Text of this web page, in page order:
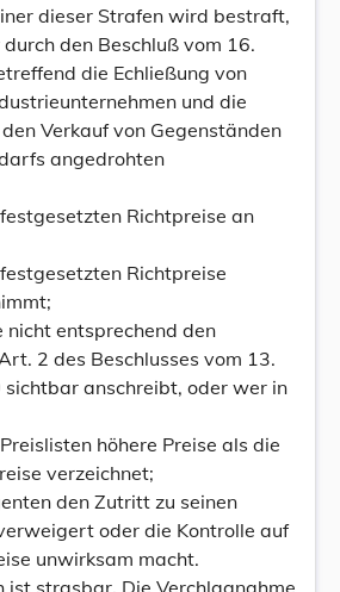
dieser Strafen wird bestraft,
den Beschluß vom 16.
die Echließung von
und die
Verkauf von Gegenständen
angedrohten
Richtpreise an
Richtpreise
nicht entsprechend den
2 des Beschlusses vom 13.
anschreibt, oder wer in
höhere Preise als die
verzeichnet;
den Zutritt zu seinen
oder die Kontrolle auf
unwirksam macht.
ist strasbar. Die Verchlagnahme